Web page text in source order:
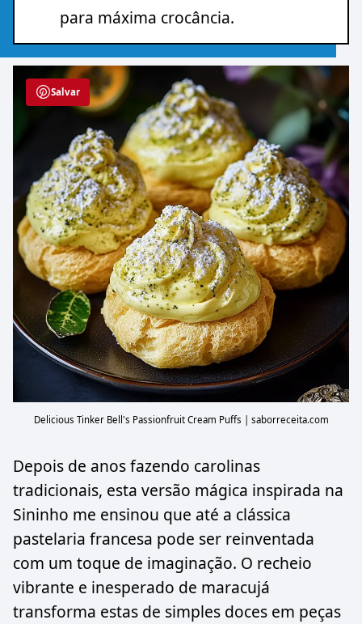
para máxima crocância.
Salvar
Delicious Tinker Bell's Passionfruit Cream Puffs | saborreceita.com
Depois de anos fazendo carolinas
tradicionais, esta versão mágica inspirada na
Sininho me ensinou que até a clássica
pastelaria francesa pode ser reinventada
com um toque de imaginação. O recheio
vibrante e inesperado de maracujá
transforma estas de simples doces em peças